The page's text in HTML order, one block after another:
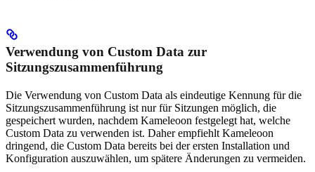
Verwendung von Custom Data zur
Sitzungszusammenführung
Die Verwendung von Custom Data als eindeutige Kennung für die
Sitzungszusammenführung ist nur für Sitzungen möglich, die
gespeichert wurden, nachdem Kameleoon festgelegt hat, welche
Custom Data zu verwenden ist. Daher empfiehlt Kameleoon
dringend, die Custom Data bereits bei der ersten Installation und
Konfiguration auszuwählen, um spätere Änderungen zu vermeiden.